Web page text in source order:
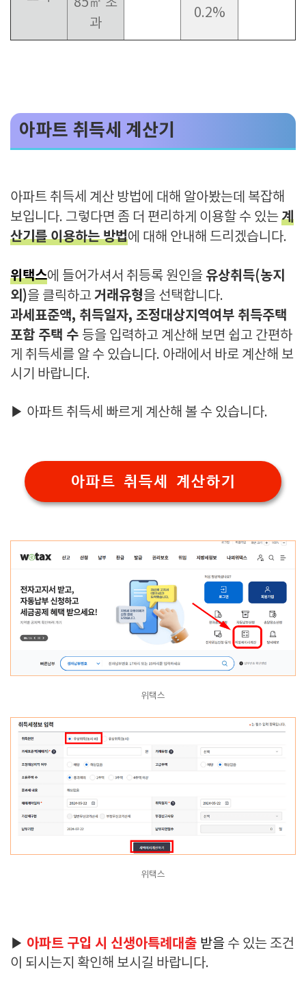
과
0.2%
아파트 취득세 계산기
아파트 취득세 계산 방법에 대해 알아봤는데 복잡해
보입니다. 그렇다면 좀 더 편리하게 이용할 수 있는계
산기를 이용하는 방법에 대해 안내해 드리겠습니다.
위택스에 들어가셔서 취등록 원인을 유상취득(농지
외)을 클릭하고거래유형을 선택합니다.
과세표준액, 취득일자, 조정대상지역여부 취득주택
포함 주택 수 등을 입력하고 계산해 보면 쉽고 간편하
게 취득세를 알 수 있습니다. 아래에서 바로 계산해 보
시기 바랍니다.
▶ 아파트 취득세 빠르게 계산해 볼 수 있습니다.
아파트 취득세 계산하기
위택스
위택스
▶ 아파트 구입 시 신생아특례대출 받을 수 있는 조건
이 되시는지 확인해 보시길 바랍니다.